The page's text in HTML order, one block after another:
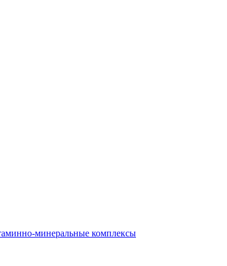
минеральные комплексы